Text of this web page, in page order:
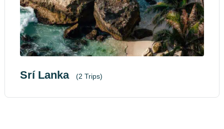
Srí Lanka (2 Trips)